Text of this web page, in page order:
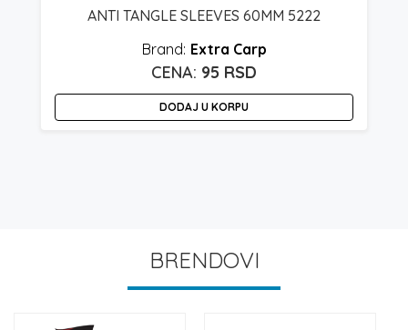
ANTI TANGLE SLEEVES 60MM 5222
Extra Carp
95 RSD
DODAJ U KORPU
BRENDOVI